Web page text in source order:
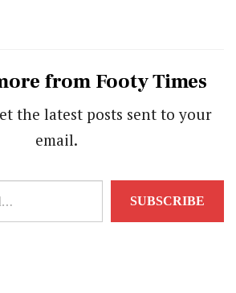
from Footy Times
the latest posts sent to your
email.
SUBSCRIBE